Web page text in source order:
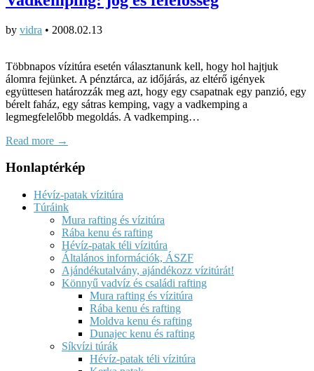
by vidra • 2008.02.13
Többnapos vízitúra esetén választanunk kell, hogy hol hajtjuk
álomra fejünket. A pénztárca, az időjárás, az eltérő igények
együttesen határozzák meg azt, hogy egy csapatnak egy panzió, egy
bérelt faház, egy sátras kemping, vagy a vadkemping a
legmegfelelőbb megoldás. A vadkemping…
Read more →
Honlaptérkép
Hévíz-patak vízitúra
Túráink
Mura rafting és vízitúra
Rába kenu és rafting
Hévíz-patak téli vízitúra
Általános információk, ÁSZF
Ajándékutalvány, ajándékozz vízitúrát!
Könnyű vadvíz és családi rafting
Mura rafting és vízitúra
Rába kenu és rafting
Moldva kenu és rafting
Dunajec kenu és rafting
Síkvízi túrák
Hévíz-patak téli vízitúra